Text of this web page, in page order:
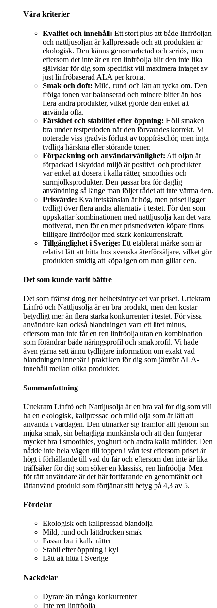
Våra kriterier
Kvalitet och innehåll: Ett stort plus att både linfröoljan
och nattljusoljan är kallpressade och att produkten är
ekologisk. Den känns genomarbetad och seriös, men
eftersom det inte är en ren linfröolja blir den inte lika
självklar för dig som specifikt vill maximera intaget av
just linfröbaserad ALA per krona.
Smak och doft: Mild, rund och lätt att tycka om. Den
fröiga tonen var balanserad och mindre bitter än hos
flera andra produkter, vilket gjorde den enkel att
använda ofta.
Färskhet och stabilitet efter öppning: Höll smaken
bra under testperioden när den förvarades korrekt. Vi
noterade viss gradvis förlust av toppfräschör, men inga
tydliga härskna eller störande toner.
Förpackning och användarvänlighet: Att oljan är
förpackad i skyddad miljö är positivt, och produkten
var enkel att dosera i kalla rätter, smoothies och
surmjölksprodukter. Den passar bra för daglig
användning så länge man följer rådet att inte värma den.
Prisvärde: Kvalitetskänslan är hög, men priset ligger
tydligt över flera andra alternativ i testet. För den som
uppskattar kombinationen med nattljusolja kan det vara
motiverat, men för en mer prismedveten köpare finns
billigare linfröoljor med stark konkurrenskraft.
Tillgänglighet i Sverige: Ett etablerat märke som är
relativt lätt att hitta hos svenska återförsäljare, vilket gör
produkten smidig att köpa igen om man gillar den.
Det som kunde varit bättre
Det som främst drog ner helhetsintrycket var priset. Urtekram
Linfrö och Nattljusolja är en bra produkt, men den kostar
betydligt mer än flera starka konkurrenter i testet. För vissa
användare kan också blandningen vara ett litet minus,
eftersom man inte får en ren linfröolja utan en kombination
som förändrar både näringsprofil och smakprofil. Vi hade
även gärna sett ännu tydligare information om exakt vad
blandningen innebär i praktiken för dig som jämför ALA-
innehåll mellan olika produkter.
Sammanfattning
Urtekram Linfrö och Nattljusolja är ett bra val för dig som vill
ha en ekologisk, kallpressad och mild olja som är lätt att
använda i vardagen. Den utmärker sig framför allt genom sin
mjuka smak, sin behagliga munkänsla och att den fungerar
mycket bra i smoothies, yoghurt och andra kalla måltider. Den
nådde inte hela vägen till toppen i vårt test eftersom priset är
högt i förhållande till vad du får och eftersom den inte är lika
träffsäker för dig som söker en klassisk, ren linfröolja. Men
för rätt användare är det här fortfarande en genomtänkt och
lättanvänd produkt som förtjänar sitt betyg på 4,3 av 5.
Fördelar
Ekologisk och kallpressad blandolja
Mild, rund och lättdrucken smak
Passar bra i kalla rätter
Stabil efter öppning i kyl
Lätt att hitta i Sverige
Nackdelar
Dyrare än många konkurrenter
Inte ren linfröolja